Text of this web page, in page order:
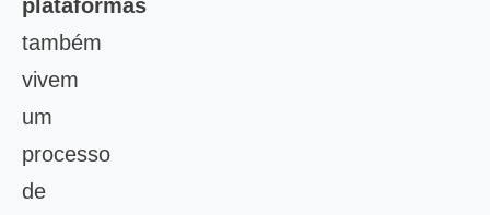
plataformas
também
vivem
um
processo
de